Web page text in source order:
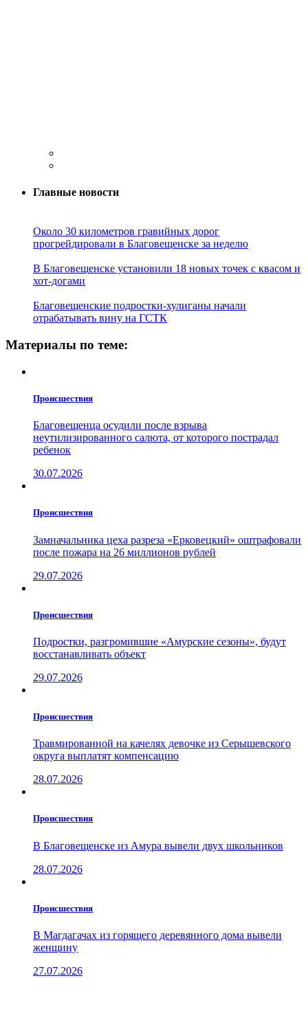
Главные новости
Около 30 километров гравийных дорог
прогрейдировали в Благовещенске за неделю
В Благовещенске установили 18 новых точек с квасом и
хот-догами
Благовещенские подростки-хулиганы начали
отрабатывать вину на ГСТК
Материалы по теме:
Проиcшествия
Благовещенца осудили после взрыва
неутилизированного салюта, от которого пострадал
ребенок
30.07.2026
Проиcшествия
Замначальника цеха разреза «Ерковецкий» оштрафовали
после пожара на 26 миллионов рублей
29.07.2026
Проиcшествия
Подростки, разгромившие «Амурские сезоны», будут
восстанавливать объект
29.07.2026
Проиcшествия
Травмированной на качелях девочке из Серышевского
округа выплатят компенсацию
28.07.2026
Проиcшествия
В Благовещенске из Амура вывели двух школьников
28.07.2026
Проиcшествия
В Магдагачах из горящего деревянного дома вывели
женщину
27.07.2026